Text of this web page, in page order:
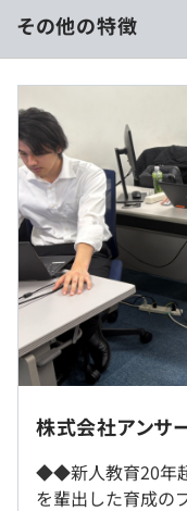
せられています。仕
ける環境が整ってお
ルアップできる職場
■銀行：インターネ
■銀行：融資稟議シ
■証券：オンライン
■保険：営業支援シ
■カード：基幹システ
■公共：Web申請シ
■アパレル：ECサイ
■流通：在庫管理シ
■サービス：受発注
■教育：学習システ
■転居を伴う転勤な
多くの案件でリモー
す。
※プロジェクトの状
る場合もあります。
■入社時の想定年収
■月給22万円以上+
※年齢・社会経験な
※残業手当は100％
※経験者の方は能力
《年収例》
■年収500万円／25
円＋残業手当＋賞与
■年収700万円／30
手当＋賞与）
■年収1080万円／38
55万円＋残業手当＋
その他の特徴
株式会社アンサ
◆◆新人教育20年
を輩出した育成